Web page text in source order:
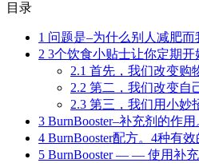
目录
1 问题是–为什么别人减肥而
2 3个饮食小贴士让你定期开
2.1 首先，我们改变购
2.2 第二，我们改变自
2.3 第三，我们用小妙
3 BurnBooster–补充剂的作
4 BurnBooster配方。4种有
5 BurnBooster — — 使用补